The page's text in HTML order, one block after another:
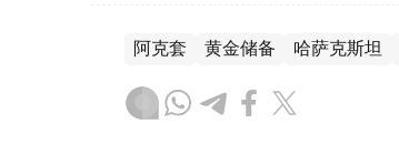
阿克套 黄金储备 哈萨克斯坦